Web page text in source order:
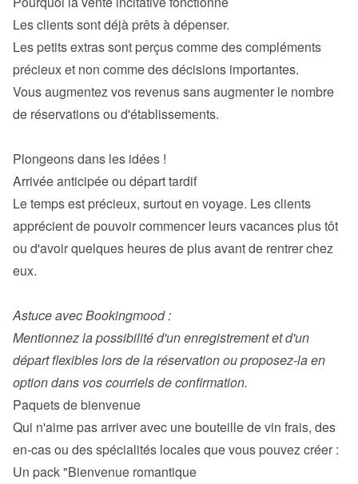
Les clients sont déjà prêts à dépenser.
Les petits extras sont perçus comme des compléments
précieux et non comme des décisions importantes.
Vous augmentez vos revenus sans augmenter le nombre
de réservations ou d'établissements.
Le temps est précieux, surtout en voyage. Les clients
apprécient de pouvoir commencer leurs vacances plus tôt
ou d'avoir quelques heures de plus avant de rentrer chez
eux.
Astuce avec Bookingmood :
Mentionnez la possibilité d'un enregistrement et d'un
départ flexibles lors de la réservation ou proposez-la en
option dans vos courriels de confirmation.
Qui n'aime pas arriver avec une bouteille de vin frais, des
Un pack "Bienvenue romantique